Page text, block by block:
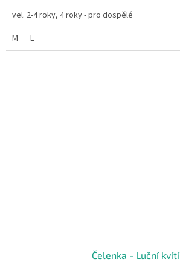
vel. 2-4 roky, 4 roky - pro dospělé
M
L
Čelenka - Luční kvítí